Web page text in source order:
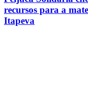
recursos para a
Itapeva